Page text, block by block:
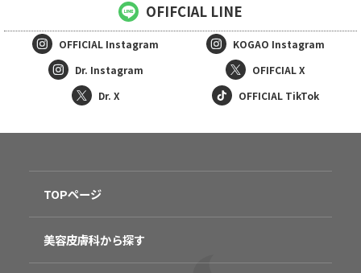
OFIFCIAL LINE
OFFICIAL Instagram KOGAO Instagram
Dr. Instagram
OFIFCIAL X
Dr. X
OFFICIAL TikTok
TOPページ
美容皮膚科から探す